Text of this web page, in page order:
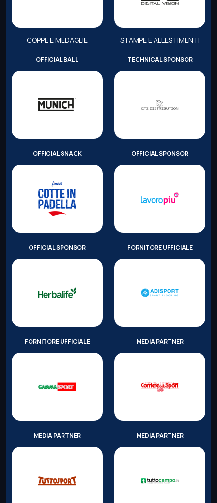
COPPE E MEDAGLIE STAMPE E ALLESTIMENTI
OFFICIAL BALL TECHNICAL SPONSOR
OFFICIAL SNACK OFFICIAL SPONSOR
OFFICIAL SPONSOR FORNITORE UFFICIALE
FORNITORE UFFICIALE MEDIA PARTNER
MEDIA PARTNER MEDIA PARTNER